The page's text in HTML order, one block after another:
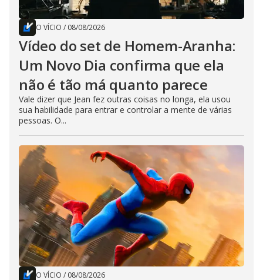
O VÍCIO / 08/08/2026
Vídeo do set de Homem-Aranha:
Um Novo Dia confirma que ela
não é tão má quanto parece
Vale dizer que Jean fez outras coisas no longa, ela usou
sua habilidade para entrar e controlar a mente de várias
pessoas. O...
O VÍCIO / 08/08/2026